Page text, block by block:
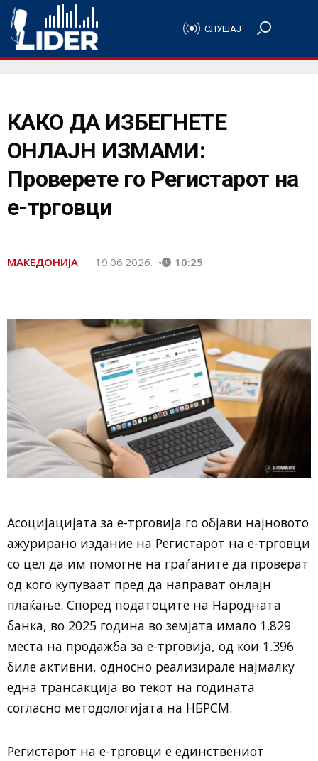
СЛУШАЈ
КАКО ДА ИЗБЕГНЕТЕ
ОНЛАЈН ИЗМАМИ:
Проверете го Регистарот на
е-трговци
МАКЕДОНИЈА 19.06.2026. 10:25
Асоцијацијата за е-трговија го објави најновото
ажурирано издание на Регистарот на е-трговци
со цел да им помогне на граѓаните да проверат
од кого купуваат пред да направат онлајн
плаќање. Според податоците на Народната
банка, во 2025 година во земјата имало 1.829
места на продажба за е-трговија, од кои 1.396
биле активни, односно реализирале најмалку
една трансакција во текот на годината
согласно методологијата на НБРСМ.
Регистарот на е-трговци е единствениот